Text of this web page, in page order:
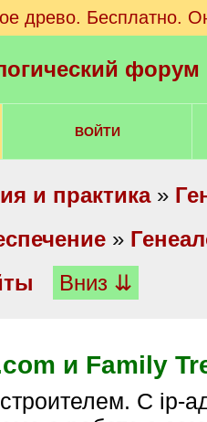
древо. Бесплатно.
ВОЙТИ
и практика»
»
Вниз ⇊
и Family